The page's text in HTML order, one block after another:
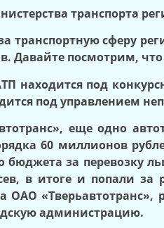
транспорта
транспортную сферу
Давайте посмотрим,
находится под
под управлением
еще одно
60 миллионов
бюджета за перевозку
в итоге и попали за
ОАО
администрацию.